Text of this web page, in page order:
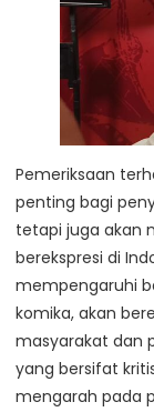
Pemeriksaan
penting bagi
tetapi juga akan
berekspresi di
mempengaruhi
komika, akan
masyarakat dan
yang bersifat
mengarah pada